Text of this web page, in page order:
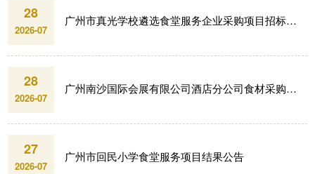
28
2026-07
广州市真光学校遴选食堂服务企业采购项目招标公告
28
2026-07
广州南沙国际会展有限公司酒店分公司食材采购项目中标结果公告
27
2026-07
广州市回民小学食堂服务项目结果公告